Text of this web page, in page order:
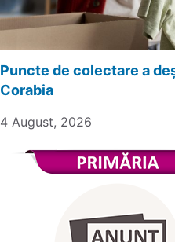
Puncte de colectare a
Corabia
4 August, 2026